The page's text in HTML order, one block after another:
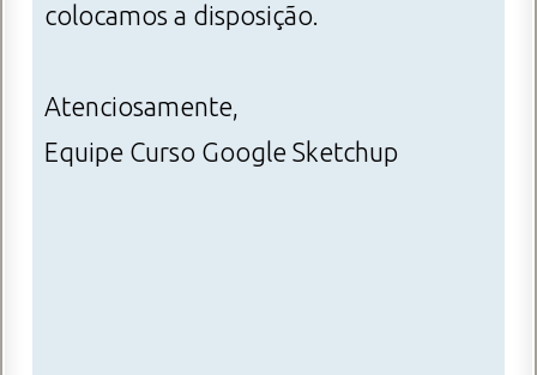
colocamos a disposição.
Atenciosamente,
Equipe Curso Google Sketchup